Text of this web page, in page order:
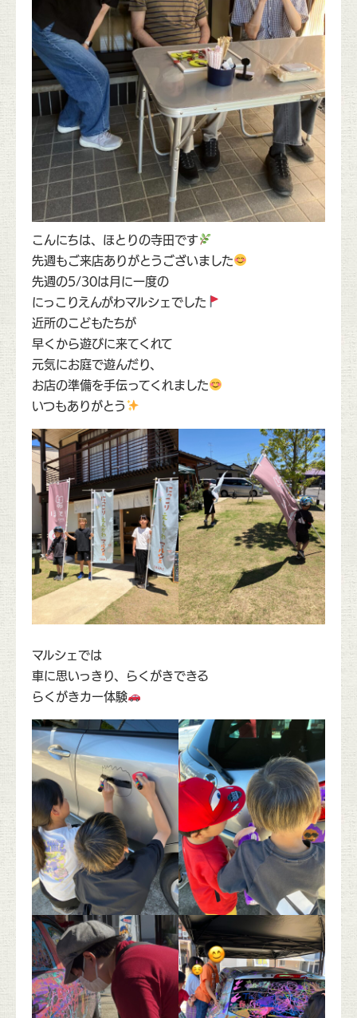
こんにちは、ほとりの寺田です
先週もご来店ありがとうございました
先週の5/30は月に一度の
にっこりえんがわマルシェでした
近所のこどもたちが
早くから遊びに来てくれて
元気にお庭で遊んだり、
お店の準備を手伝ってくれました
いつもありがとう
マルシェでは
車に思いっきり、らくがきできる
らくがきカー体験